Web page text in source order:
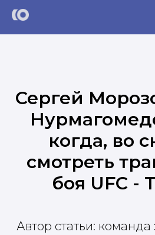
Сергей
когда, во
смотреть
боя UFC -
Автор статьи: